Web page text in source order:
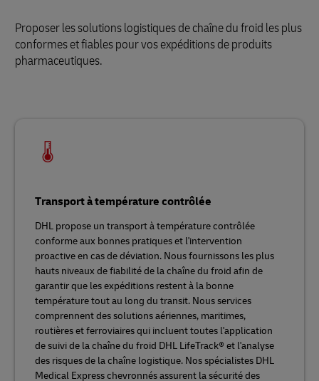
Proposer les solutions logistiques de chaîne du froid les plus
conformes et fiables pour vos expéditions de produits
pharmaceutiques.
Transport à température contrôlée
DHL propose un transport à température contrôlée
conforme aux bonnes pratiques et l'intervention
proactive en cas de déviation. Nous fournissons les plus
hauts niveaux de fiabilité de la chaîne du froid afin de
garantir que les expéditions restent à la bonne
température tout au long du transit. Nous services
comprennent des solutions aériennes, maritimes,
routières et ferroviaires qui incluent toutes l'application
de suivi de la chaîne du froid DHL LifeTrack® et l'analyse
des risques de la chaîne logistique. Nos spécialistes DHL
Medical Express chevronnés assurent la sécurité des